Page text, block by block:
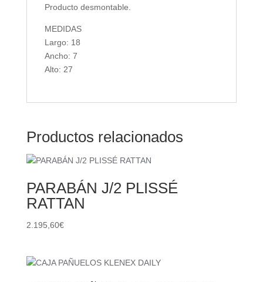
Producto desmontable.
MEDIDAS
Largo: 18
Ancho: 7
Alto: 27
Productos relacionados
PARABÁN J/2 PLISSÉ
RATTAN
2.195,60€